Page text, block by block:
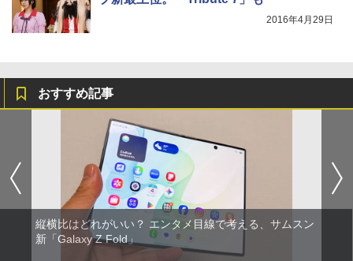
2016年4月29日
おすすめ記事
縦横比はどれがいい？ エンタメ目線で考える、サムスン
新「Galaxy Z Fold」